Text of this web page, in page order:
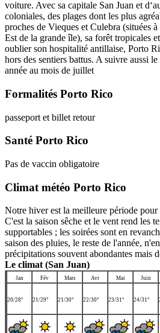
voiture. Avec sa capitale San Juan et
coloniales, des plages dont les plus
proches de Vieques et Culebra (situées
Est de la grande île), sa forêt tropicales
oublier son hospitalité antillaise, Porto
hors des sentiers battus. A suivre aussi
année au mois de juillet
Formalités Porto Rico
passeport et billet retour
Santé Porto Rico
Pas de vaccin obligatoire
Climat météo Porto Rico
Notre hiver est la meilleure période pour
C'est la saison sêche et le vent rend les
supportables ; les soirées sont en
saison des pluies, le reste de l'année,
précipitations souvent abondantes mais
Le climat (San Juan)
Jan Fév Mars Avr Mai Juin
20/28° 21/29° 21/30° 22/30° 23/31° 24/31°